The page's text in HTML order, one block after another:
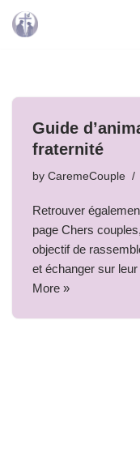
Guide
fraternité
by CaremeCouple
Retrouver
page Chers
objectif de
et échanger sur
More »